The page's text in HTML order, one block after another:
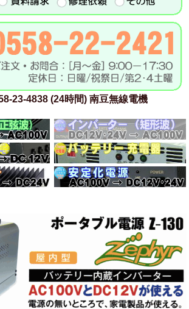
23-4838 (24時間) 南豆無線電機